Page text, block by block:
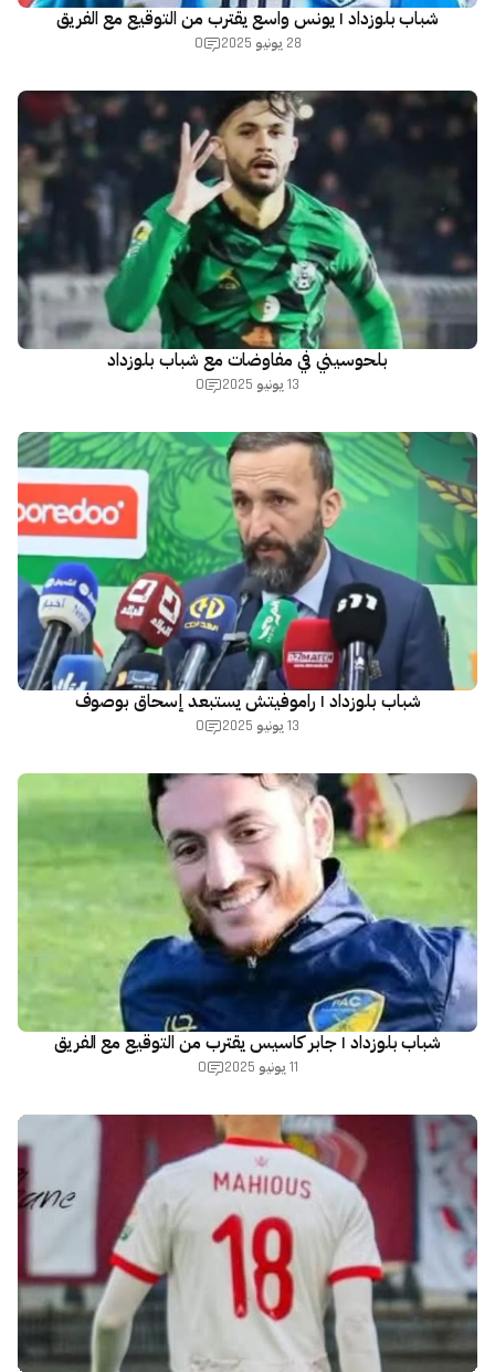
شباب بلوزداد | يونس واسع يقترب من التوقيع مع الفريق
28 يونيو 2025 0
بلحوسيني في مفاوضات مع شباب بلوزداد
13 يونيو 2025 0
شباب بلوزداد | راموفيتش يستبعد إسحاق بوصوف
13 يونيو 2025 0
شباب بلوزداد | جابر كاسيس يقترب من التوقيع مع الفريق
11 يونيو 2025 0